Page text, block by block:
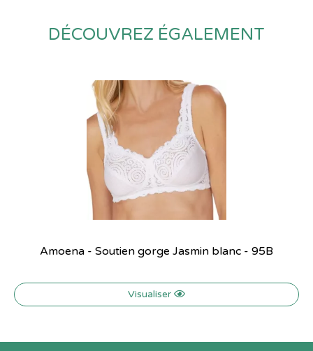
DÉCOUVREZ ÉGALEMENT
Amoena - Soutien gorge Jasmin blanc - 95B
Visualiser